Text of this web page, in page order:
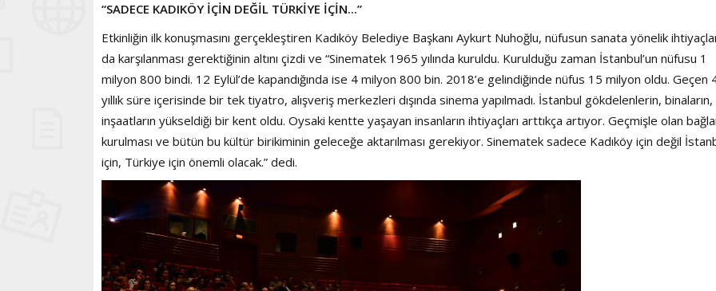
“SADECE KADIKÖY İÇİN DEĞİL TÜRKİYE İÇİN...”
Etkinliğin ilk konuşmasını gerçekleştiren Kadıköy Belediye Başkanı Aykurt Nuhoğlu, nüfusun sanata yönelik
da karşılanması gerektiğinin altını çizdi ve “Sinematek 1965 yılında kuruldu. Kurulduğu zaman İstanbul’un nüfusu 1
milyon 800 bindi. 12 Eylül’de kapandığında ise 4 milyon 800 bin. 2018’e gelindiğinde nüfus 15 milyon oldu. Geçen
yıllık süre içerisinde bir tek tiyatro, alışveriş merkezleri dışında sinema yapılmadı. İstanbul gökdelenlerin, binaların,
inşaatların yükseldiği bir kent oldu. Oysaki kentte yaşayan insanların ihtiyaçları arttıkça artıyor. Geçmişle olan
kurulması ve bütün bu kültür birikiminin geleceğe aktarılması gerekiyor. Sinematek sadece Kadıköy için değil
için, Türkiye için önemli olacak.” dedi.